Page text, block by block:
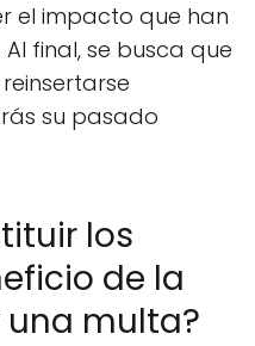
el impacto que han
final, se busca que
su pasado
los
de la
multa?